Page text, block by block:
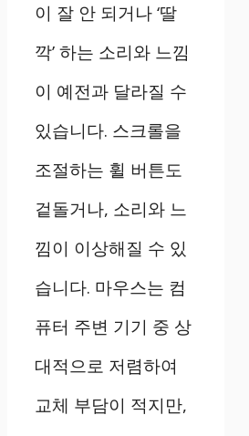
이 잘 안 되거나 ‘딸
깍’ 하는 소리와 느낌
이 예전과 달라질 수
있습니다. 스크롤을
조절하는 휠 버튼도
겉돌거나, 소리와 느
낌이 이상해질 수 있
습니다. 마우스는 컴
퓨터 주변 기기 중 상
대적으로 저렴하여
교체 부담이 적지만,